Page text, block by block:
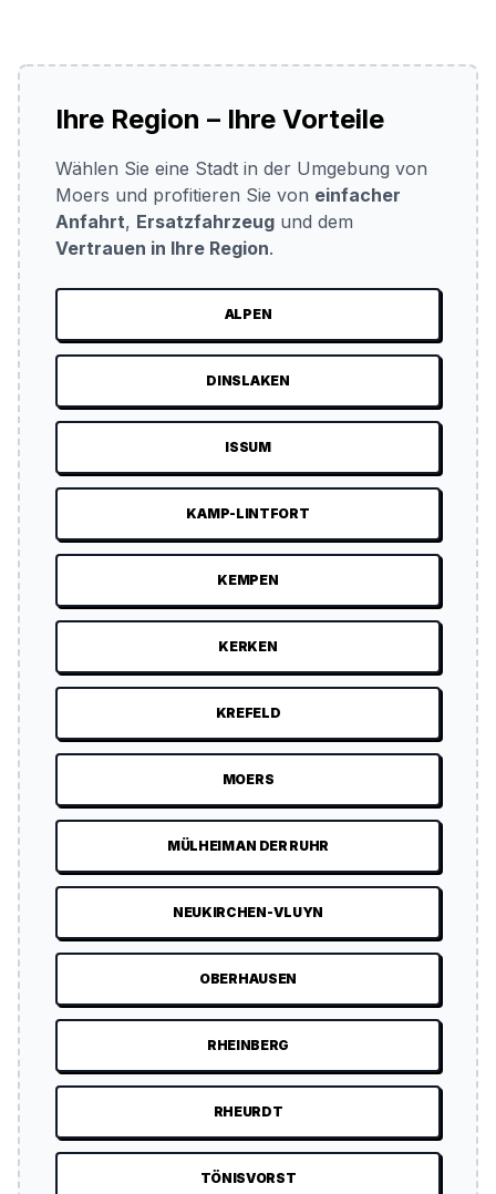
Ihre Region – Ihre Vorteile
Wählen Sie eine Stadt in der Umgebung von
Moers und profitieren Sie von einfacher
Anfahrt, Ersatzfahrzeug und dem
Vertrauen in Ihre Region.
ALPEN
DINSLAKEN
ISSUM
KAMP-LINTFORT
KEMPEN
KERKEN
KREFELD
MOERS
MÜLHEIM AN DER RUHR
NEUKIRCHEN-VLUYN
OBERHAUSEN
RHEINBERG
RHEURDT
TÖNISVORST